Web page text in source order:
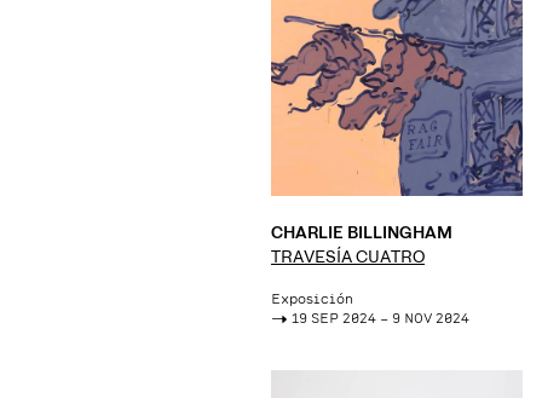
CHARLIE BILLINGHAM
TRAVESÍA CUATRO
Exposición
-> 19 SEP 2024 – 9 NOV 2024